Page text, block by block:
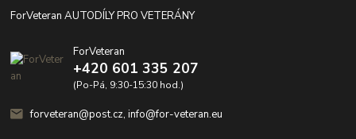
ForVeteran AUTODÍLY PRO VETERÁNY
ForVeteran
+420 601 335 207
(Po-Pá, 9:30-15:30 hod.)
forveteran@post.cz, info@for-veteran.eu